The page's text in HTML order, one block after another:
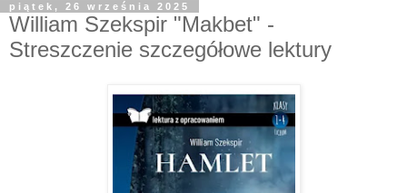
piątek, 26 września 2025
William Szekspir "Makbet" -
Streszczenie szczegółowe lektury